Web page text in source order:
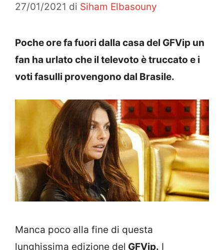
27/01/2021 di Siham Elbasouny
Poche ore fa fuori dalla casa del GFVip un
fan ha urlato che il televoto è truccato e i
voti fasulli provengono dal Brasile.
Manca poco alla fine di questa
lunghissima edizione del GFVip. I